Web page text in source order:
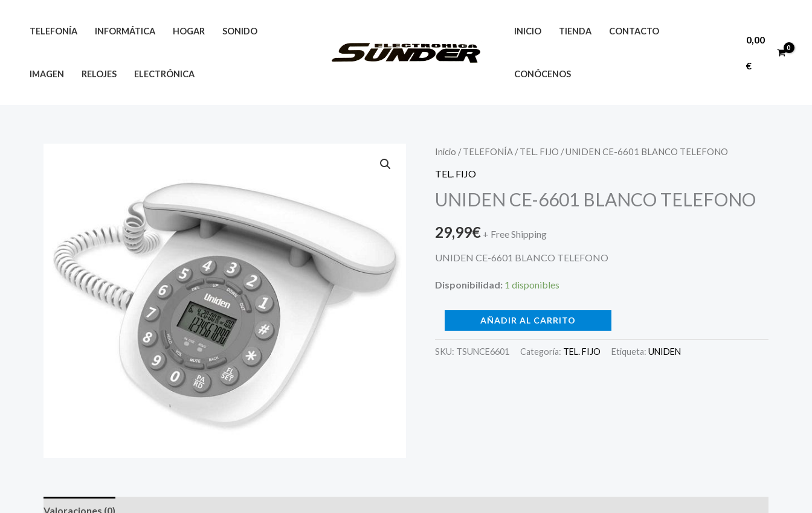
TELEFONÍA INFORMÁTICA HOGAR SONIDO
IMAGEN RELOJES ELECTRÓNICA
INICIO TIENDA CONTACTO
CONÓCENOS
0,00
€
Inicio /TELEFONÍA /TEL. FIJO / UNIDEN CE-6601 BLANCO TELEFONO
TEL. FIJO
UNIDEN CE-6601 BLANCO TELEFONO
29,99€ + Free Shipping
UNIDEN CE-6601 BLANCO TELEFONO
Disponibilidad: 1 disponibles
UNIDEN
CE-
BLANCO
cantidad
AÑADIR AL CARRITO
SKU: TSUNCE6601 Categoría: TEL. FIJO Etiqueta: UNIDEN
Valoraciones (0)